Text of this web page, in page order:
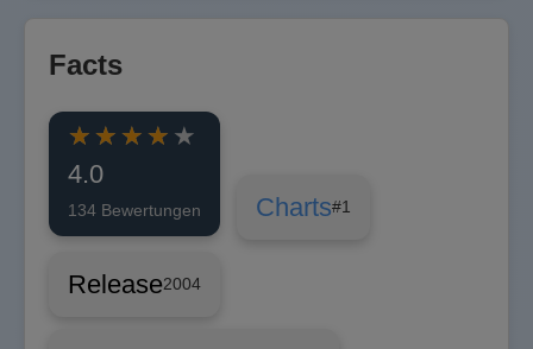
Facts
4.0
134 Bewertungen Charts#1
Release2004